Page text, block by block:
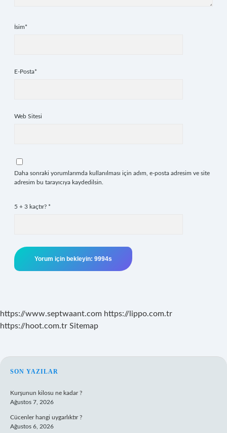
İsim*
E-Posta*
Web Sitesi
Daha sonraki yorumlarımda kullanılması için adım, e-posta adresim ve site
adresim bu tarayıcıya kaydedilsin.
5 + 3 kaçtır? *
https://www.septwaant.com https://lippo.com.tr
https://hoot.com.tr Sitemap
SIDEBAR
SON YAZILAR
Kurşunun kilosu ne kadar ?
Ağustos 7, 2026
Cücenler hangi uygarlıktır ?
Ağustos 6, 2026